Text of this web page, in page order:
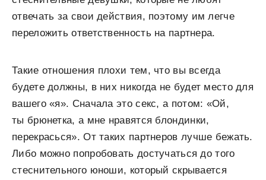
отвечать за свои действия, поэтому им легче
переложить ответственность на партнера.
Такие отношения плохи тем, что вы всегда
будете должны, в них никогда не будет место для
вашего «я». Сначала это секс, а потом: «Ой,
ты брюнетка, а мне нравятся блондинки,
перекрасься». От таких партнеров лучше бежать.
Либо можно попробовать достучаться до того
стеснительного юноши, который скрывается